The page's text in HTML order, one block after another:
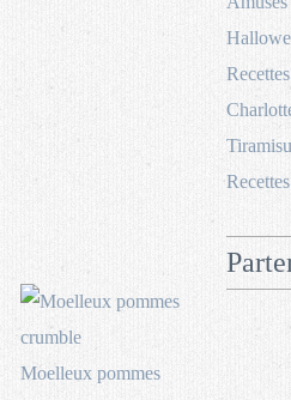
Moelleux pommes